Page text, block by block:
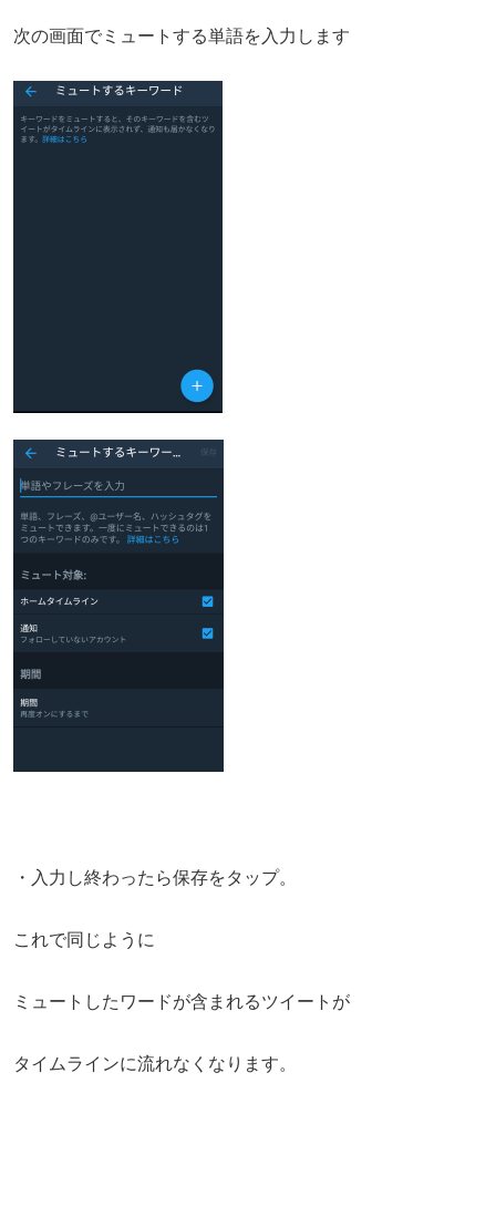
次の画面でミュートする単語を入力します
・入力し終わったら保存をタップ。
これで同じように
ミュートしたワードが含まれるツイートが
タイムラインに流れなくなります。